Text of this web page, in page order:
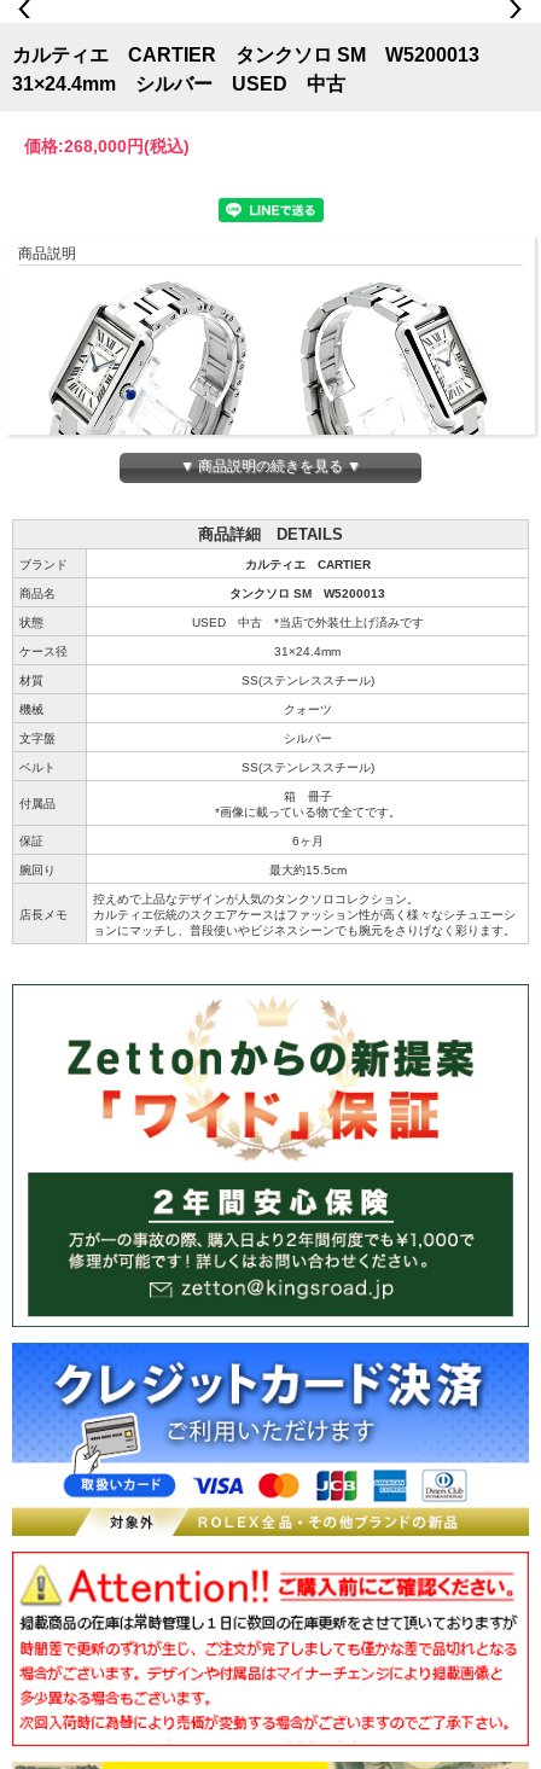
カルティエ CARTIER タンクソロ SM W5200013
31×24.4mm シルバー USED 中古
価格:268,000円(税込)
商品説明
▼ 商品説明の続きを見る ▼
商品詳細 DETAILS
ブランド カルティエ CARTIER
商品名 タンクソロ SM W5200013
状態 USED 中古 *当店で外装仕上げ済みです
ケース径 31×24.4mm
材質 SS(ステンレススチール)
機械 クォーツ
文字盤 シルバー
ベルト SS(ステンレススチール)
付属品
箱 冊子
*画像に載っている物で全てです。
保証 6ヶ月
腕回り 最大約15.5cm
店長メモ
控えめで上品なデザインが人気のタンクソロコレクション。
カルティエ伝統のスクエアケースはファッション性が高く様々なシチュエーシ
ョンにマッチし、普段使いやビジネスシーンでも腕元をさりげなく彩ります。